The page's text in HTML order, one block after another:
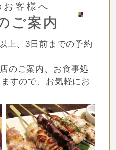
お客様へ
ご案内
上、3日前までの予約
のご案内、お食事処
すので、 お気軽にお